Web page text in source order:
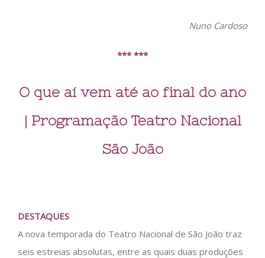
Nuno Cardoso
*** ***
O que aí vem até ao final do ano
| Programação Teatro Nacional
São João
DESTAQUES
A nova temporada do Teatro Nacional de São João traz
seis estreias absolutas, entre as quais duas produções